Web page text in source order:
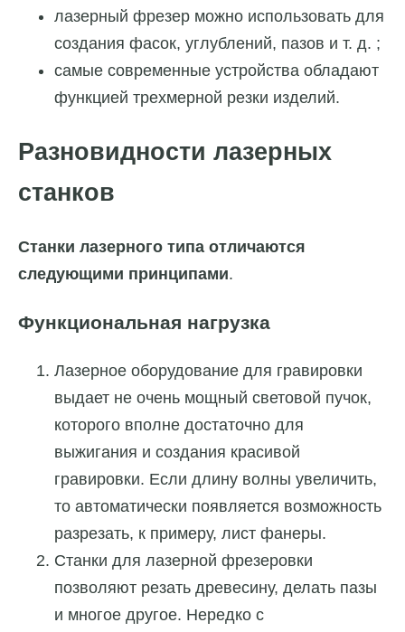
лазерный фрезер можно использовать для
создания фасок, углублений, пазов и т. д. ;
самые современные устройства обладают
функцией трехмерной резки изделий.
Разновидности лазерных
станков
Станки лазерного типа отличаются
следующими принципами.
Функциональная нагрузка
Лазерное оборудование для гравировки
выдает не очень мощный световой пучок,
которого вполне достаточно для
выжигания и создания красивой
гравировки. Если длину волны увеличить,
то автоматически появляется возможность
разрезать, к примеру, лист фанеры.
Станки для лазерной фрезеровки
позволяют резать древесину, делать пазы
и многое другое. Нередко с